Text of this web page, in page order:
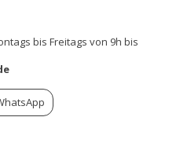
bis Freitags von 9h bis